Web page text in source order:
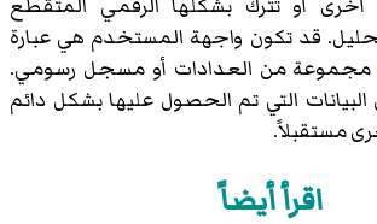
قد تكون واجهة المستخدم هي عبارة
مجموعة من العدادات أو مسجل رسومي.
التي تم الحصول عليها بشكل دائم
مستقبلاً.
اقرأ أيضاً